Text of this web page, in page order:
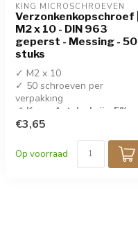
KING MICROSCHROEVEN
Verzonkenkopschroef |
M2 x 10 - DIN 963
geperst - Messing - 50
stuks
✓ M2 x 10
✓ 50 schroeven per
verpakking
✓ Koop 4 stuks krijg 5%
korting!
✓ Geperste messing
schroeven
€3,65
Op voorraad